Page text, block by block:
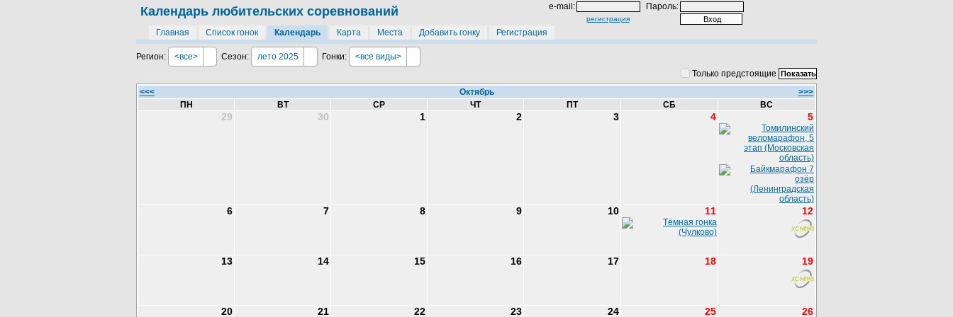
Календарь любительских соревнований e-mail: Пароль:
регистрация
Главная Список гонок Календарь Карта Места Добавить гонку Регистрация
Регион: <все> Сезон: лето 2025 Гонки:
<все виды>
Только предстоящие
<<<
Октябрь
>>>
ПН
ВТ СР ЧТ ПТ СБ ВС
29 30 1 2 3 4 5
6 7 8 9 10 11 12
13 14 15 16 17 18 19
20 21 22 23 24 25 26